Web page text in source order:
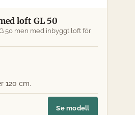
loft GL 50
50 men med inbyggt loft för
Se modell